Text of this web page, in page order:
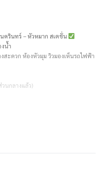
ครินทร์ – หัวหมาก สเตชั่น
น้ำ
สะดวก ห้องหัวมุม วิวมองเห็นรถไฟฟ้า
นกลางแล้ว)